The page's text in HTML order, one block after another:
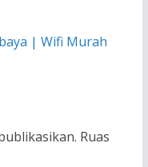
| Wifi Murah
Ruas